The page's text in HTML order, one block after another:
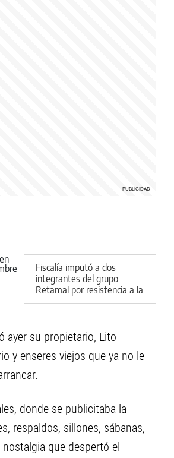
Fiscalía imputó a dos
integrantes del grupo
Retamal por resistencia a la
autoridad
ayer su propietario, Lito
y enseres viejos que ya no le
donde se publicitaba la
respaldos, sillones, sábanas,
que despertó el